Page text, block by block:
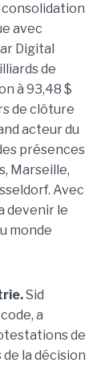
consolidation
avec
Digital
de
à 93,48 $
de clôture
acteur du
présences
Marseille,
Avec
devenir le
monde
Sid
a
de
la décision